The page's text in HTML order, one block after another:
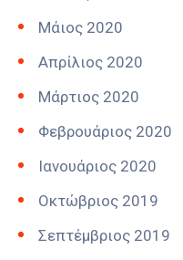
Μάιος 2020
Απρίλιος 2020
Μάρτιος 2020
Φεβρουάριος 2020
Ιανουάριος 2020
Οκτώβριος 2019
Σεπτέμβριος 2019